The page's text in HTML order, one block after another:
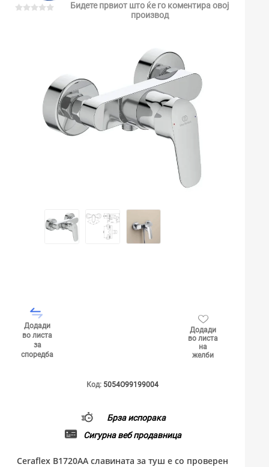
Бидете првиот што ќе го коментира овој
производ
Додади
во листа
за
споредба
Додади
во листа
на
желби
Код: 5054O99199004
Брза испорака
Сигурна веб продавница
Ceraflex B1720AA славината за туш е со проверен